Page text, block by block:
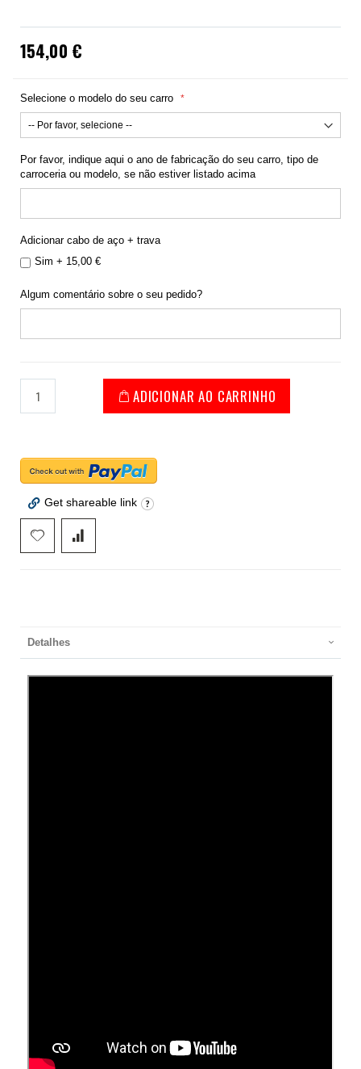
154,00 €
Selecione o modelo do seu carro
Por favor, indique aqui o ano de fabricação do seu carro, tipo de
carroceria ou modelo, se não estiver listado acima
Adicionar cabo de aço + trava
Sim + 15,00 €
Algum comentário sobre o seu pedido?
ADICIONAR AO CARRINHO
Get shareable link
Detalhes